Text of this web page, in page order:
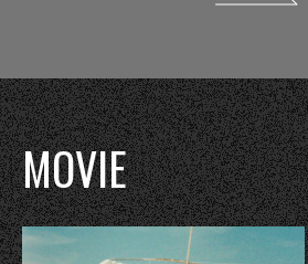
MOVIE